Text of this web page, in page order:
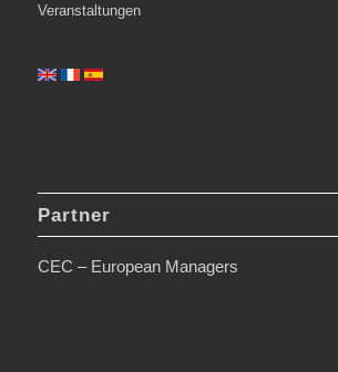
Veranstaltungen
Partner
CEC – European Managers